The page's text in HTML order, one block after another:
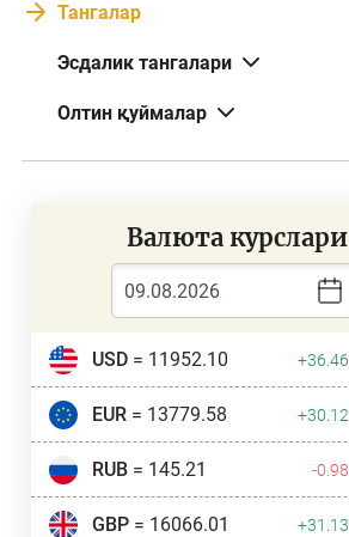
Тангалар
Эсдалик тангалари
Олтин қуймалар
Валюта курслари
USD= 11952.10 +36.46
EUR= 13779.58 +30.12
RUB= 145.21 -0.98
GBP= 16066.01 +31.13